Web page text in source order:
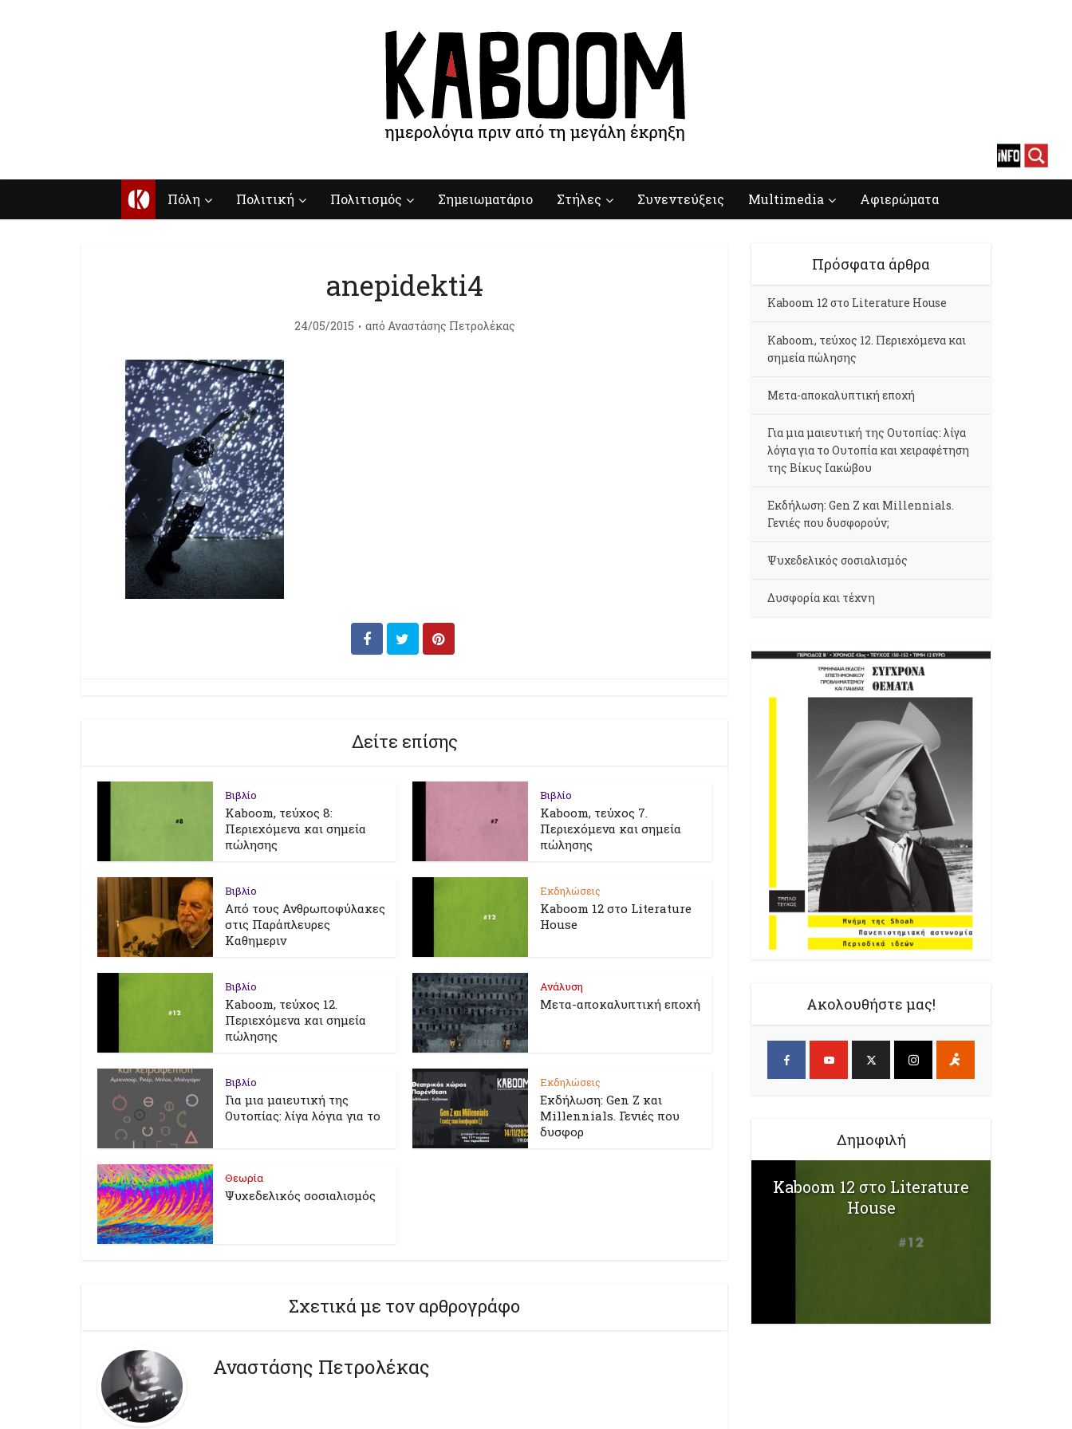
Κ Πόλη Πολιτική Πολιτισμός Σημειωματάριο Στήλες Συνεντεύξεις Multimedia Αφιερώματα
anepidekti4
24/05/2015 από Αναστάσης Πετρολέκας
Δείτε επίσης
Βιβλίο
Kaboom, τεύχος 8:
Περιεχόμενα και σημεία
πώλησης
Βιβλίο
Kaboom, τεύχος 7.
Περιεχόμενα και σημεία
πώλησης
Βιβλίο
Από τους Ανθρωποφύλακες
στις Παράπλευρες
Καθημεριν
Εκδηλώσεις
Kaboom 12 στο Literature
House
Βιβλίο
Kaboom, τεύχος 12.
Περιεχόμενα και σημεία
πώλησης
Ανάλυση
Μετα-αποκαλυπτική εποχή
Βιβλίο
Για μια μαιευτική της
Ουτοπίας: λίγα λόγια για το
Εκδηλώσεις
Εκδήλωση: Gen Z και
Millennials. Γενιές που
δυσφορ
Θεωρία
Ψυχεδελικός σοσιαλισμός
Σχετικά με τον αρθρογράφο
Αναστάσης Πετρολέκας
Πρόσφατα άρθρα
Kaboom 12 στο Literature House
Kaboom, τεύχος 12. Περιεχόμενα και
σημεία πώλησης
Μετα-αποκαλυπτική εποχή
Για μια μαιευτική της Ουτοπίας: λίγα
λόγια για το Ουτοπία και χειραφέτηση
της Βίκυς Ιακώβου
Εκδήλωση: Gen Z και Millennials.
Γενιές που δυσφορούν;
Ψυχεδελικός σοσιαλισμός
Δυσφορία και τέχνη
Ακολουθήστε μας!
Δημοφιλή
Kaboom 12 στο Literature
House